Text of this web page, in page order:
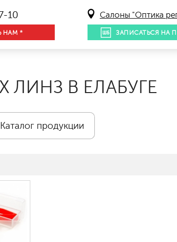
10
НАМ *
Салоны "Оптика
ЗАПИСАТЬСЯ НА
ЛИНЗ В ЕЛАБУГЕ
Каталог продукции